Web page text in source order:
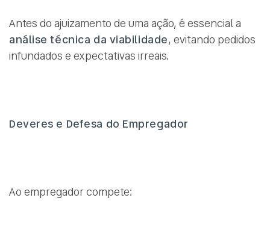
Antes do ajuizamento de uma ação, é essencial a
análise técnica da viabilidade, evitando pedidos
infundados e expectativas irreais.
Deveres e Defesa do Empregador
Ao empregador compete: